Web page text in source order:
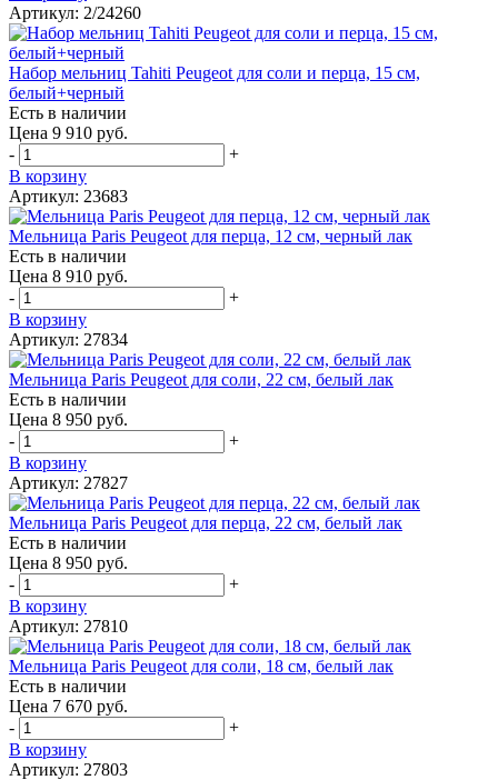
Артикул: 2/24260
Набор мельниц Tahiti Peugeot для соли и перца, 15 см,
белый+черный
Есть в наличии
Цена 9 910 руб.
-
+
В корзину
Артикул: 23683
Мельница Paris Peugeot для перца, 12 см, черный лак
Есть в наличии
Цена 8 910 руб.
-
+
В корзину
Артикул: 27834
Мельница Paris Peugeot для соли, 22 см, белый лак
Есть в наличии
Цена 8 950 руб.
-
+
В корзину
Артикул: 27827
Мельница Paris Peugeot для перца, 22 см, белый лак
Есть в наличии
Цена 8 950 руб.
-
+
В корзину
Артикул: 27810
Мельница Paris Peugeot для соли, 18 см, белый лак
Есть в наличии
Цена 7 670 руб.
-
+
В корзину
Артикул: 27803